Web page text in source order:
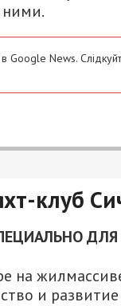
ними.
News.
клуб
ДЛЯ
на
и